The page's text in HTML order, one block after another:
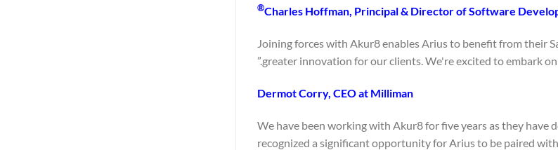
Charles Hoffman, Principal & Director of Software
®
“Joining forces with Akur8 enables Arius to benefit from their
greater innovation for our clients. We're excited to embark on
Dermot Corry, CEO at Milliman
“We have been working with Akur8 for five years as they
recognized a significant opportunity for Arius to be paired